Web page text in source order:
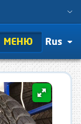
МЕНЮ Rus